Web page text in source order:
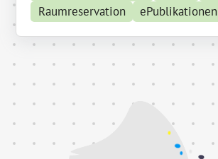
Raumreservation
ePublikationen